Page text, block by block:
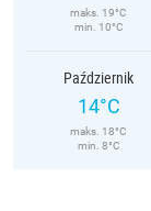
maks. 19°C
min. 10°C
Październik
14°C
maks. 18°C
min. 8°C